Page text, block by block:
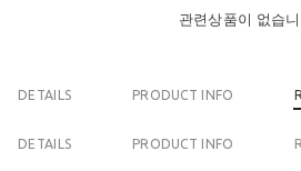
관련상품이 없습니
DETAILS PRODUCT INFO
DETAILS PRODUCT INFO